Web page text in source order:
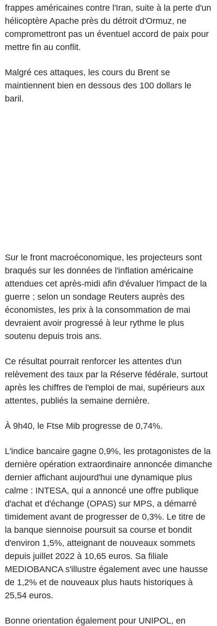
frappes américaines contre l'Iran, suite à la perte d'un
hélicoptère Apache près du détroit d'Ormuz, ne
compromettront pas un éventuel accord de paix pour
mettre fin au conflit.
Malgré ces attaques, les cours du Brent se
maintiennent bien en dessous des 100 dollars le
baril.
Sur le front macroéconomique, les projecteurs sont
braqués sur les données de l'inflation américaine
attendues cet après-midi afin d'évaluer l'impact de la
guerre ; selon un sondage Reuters auprès des
économistes, les prix à la consommation de mai
devraient avoir progressé à leur rythme le plus
soutenu depuis trois ans.
Ce résultat pourrait renforcer les attentes d'un
relèvement des taux par la Réserve fédérale, surtout
après les chiffres de l'emploi de mai, supérieurs aux
attentes, publiés la semaine dernière.
À 9h40, le Ftse Mib progresse de 0,74%.
L'indice bancaire gagne 0,9%, les protagonistes de la
dernière opération extraordinaire annoncée dimanche
dernier affichant aujourd'hui une dynamique plus
calme : INTESA, qui a annoncé une offre publique
d'achat et d'échange (OPAS) sur MPS, a démarré
timidement avant de progresser de 0,3%. Le titre de
la banque siennoise poursuit sa course et bondit
d'environ 1,5%, atteignant de nouveaux sommets
depuis juillet 2022 à 10,65 euros. Sa filiale
MEDIOBANCA s'illustre également avec une hausse
de 1,2% et de nouveaux plus hauts historiques à
25,54 euros.
Bonne orientation également pour UNIPOL, en